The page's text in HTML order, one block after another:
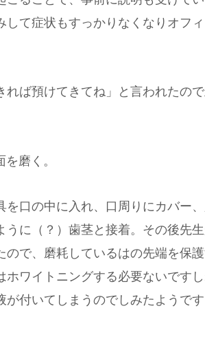
て症状もすっかりなくなりオフ
ば預けてきてね」と言われたの
磨く。
口の中に入れ、口周りにカバー
に（？）歯茎と接着。その後先
で、磨耗しているはの先端を保
ワイトニングする必要ないです
付いてしまうのでしみたようです